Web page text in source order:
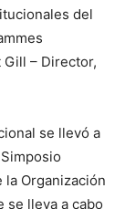
del
Gill – Director,
se llevó a
la Organización
se lleva a cabo